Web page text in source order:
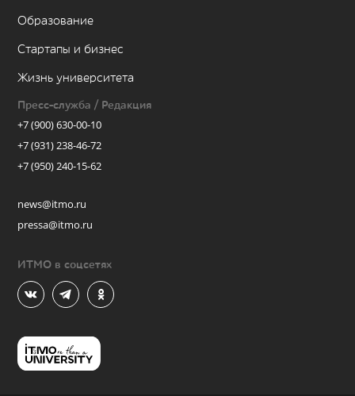
Образование
Стартапы и бизнес
Жизнь университета
Пресс-служба / Редакция
+7 (900) 630-00-10
+7 (931) 238-46-72
+7 (950) 240-15-62
news@itmo.ru
pressa@itmo.ru
ИТМО в соцсетях